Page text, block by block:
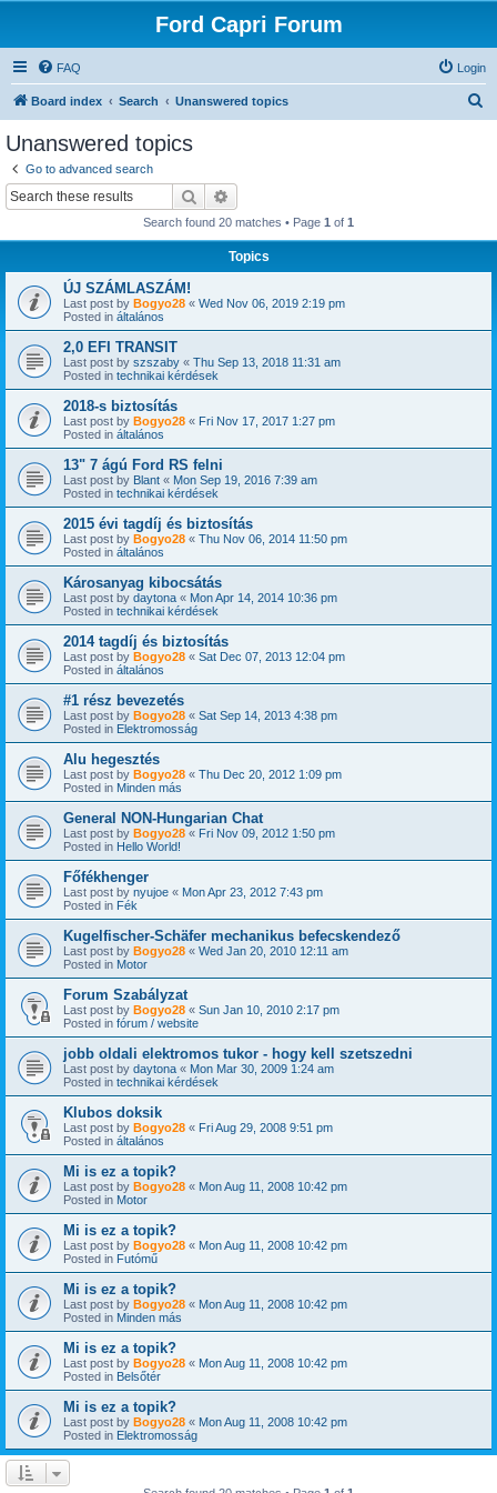
Ford Capri Forum
FAQ Login
Board index Search Unanswered topics
Unanswered topics
Go to advanced search
Search
Search found 20 matches • Page 1 of 1
Topics
ÚJ SZÁMLASZÁM!
Last post by Bogyo28 « Wed Nov 06, 2019 2:19 pm
Posted in általános
2,0 EFI TRANSIT
Last post by szszaby « Thu Sep 13, 2018 11:31 am
Posted in technikai kérdések
2018-s biztosítás
Last post by Bogyo28 « Fri Nov 17, 2017 1:27 pm
Posted in általános
13" 7 ágú Ford RS felni
Last post by Blant « Mon Sep 19, 2016 7:39 am
Posted in technikai kérdések
2015 évi tagdíj és biztosítás
Last post by Bogyo28 « Thu Nov 06, 2014 11:50 pm
Posted in általános
Károsanyag kibocsátás
Last post by daytona « Mon Apr 14, 2014 10:36 pm
Posted in technikai kérdések
2014 tagdíj és biztosítás
Last post by Bogyo28 « Sat Dec 07, 2013 12:04 pm
Posted in általános
#1 rész bevezetés
Last post by Bogyo28 « Sat Sep 14, 2013 4:38 pm
Posted in Elektromosság
Alu hegesztés
Last post by Bogyo28 « Thu Dec 20, 2012 1:09 pm
Posted in Minden más
General NON-Hungarian Chat
Last post by Bogyo28 « Fri Nov 09, 2012 1:50 pm
Posted in Hello World!
Főfékhenger
Last post by nyujoe « Mon Apr 23, 2012 7:43 pm
Posted in Fék
Kugelfischer-Schäfer mechanikus befecskendező
Last post by Bogyo28 « Wed Jan 20, 2010 12:11 am
Posted in Motor
Forum Szabályzat
Last post by Bogyo28 « Sun Jan 10, 2010 2:17 pm
Posted in fórum / website
jobb oldali elektromos tukor - hogy kell szetszedni
Last post by daytona « Mon Mar 30, 2009 1:24 am
Posted in technikai kérdések
Klubos doksik
Last post by Bogyo28 « Fri Aug 29, 2008 9:51 pm
Posted in általános
Mi is ez a topik?
Last post by Bogyo28 « Mon Aug 11, 2008 10:42 pm
Posted in Motor
Mi is ez a topik?
Last post by Bogyo28 « Mon Aug 11, 2008 10:42 pm
Posted in Futómű
Mi is ez a topik?
Last post by Bogyo28 « Mon Aug 11, 2008 10:42 pm
Posted in Minden más
Mi is ez a topik?
Last post by Bogyo28 « Mon Aug 11, 2008 10:42 pm
Posted in Belsőtér
Mi is ez a topik?
Last post by Bogyo28 « Mon Aug 11, 2008 10:42 pm
Posted in Elektromosság